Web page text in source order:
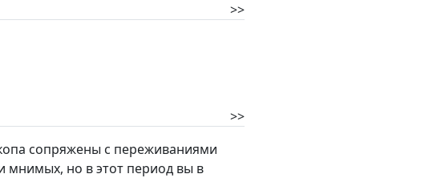
>>
>>
сопряжены с переживаниями
мнимых, но в этот период вы в